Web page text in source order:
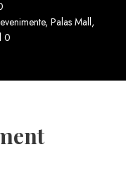
Palas Mall,
0